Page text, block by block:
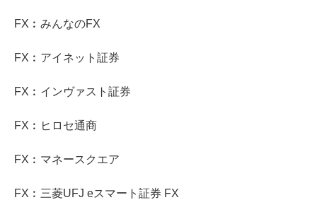
FX︰みんなのFX
FX︰アイネット証券
FX︰インヴァスト証券
FX︰ヒロセ通商
FX︰マネースクエア
FX︰三菱UFJ eスマート証券 FX